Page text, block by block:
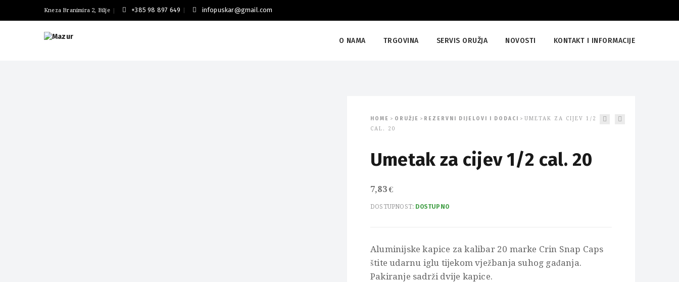
Kneza Branimira 2, Bilje +385 98 897 649 infopuskar@gmail.com
O NAMA TRGOVINA SERVIS ORUŽJA NOVOSTI KONTAKT I INFORMACIJE
HOME > ORUŽJE > REZERVNI DIJELOVI I DODACI > UMETAK ZA CIJEV 1/2
CAL. 20
Umetak za cijev 1/2 cal. 20
7,83€
DOSTUPNOST: DOSTUPNO
Aluminijske kapice za kalibar 20 marke Crin Snap Caps
štite udarnu iglu tijekom vježbanja suhog gađanja.
Pakiranje sadrži dvije kapice.